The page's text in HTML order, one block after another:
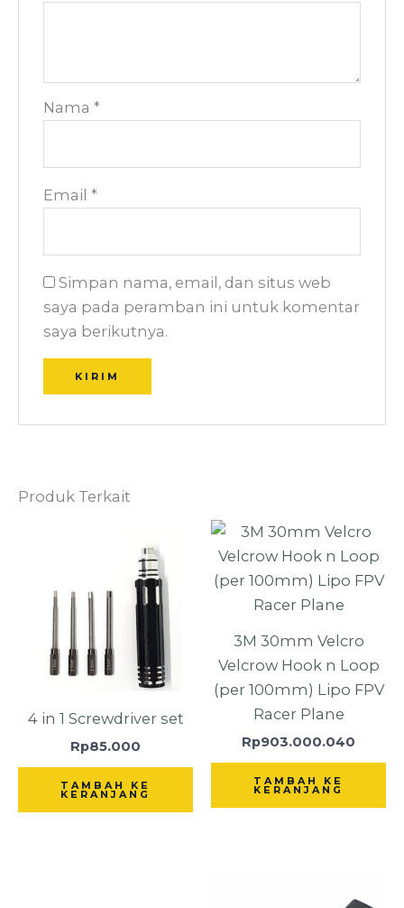
Nama*
Email*
Simpan nama, email, dan situs web
saya pada peramban ini untuk komentar
saya berikutnya.
Produk Terkait
4 in 1 Screwdriver set
Rp85.000
TAMBAH KE
KERANJANG
3M 30mm Velcro
Velcrow Hook n Loop
(per 100mm) Lipo FPV
Racer Plane
Rp903.000.040
TAMBAH KE
KERANJANG